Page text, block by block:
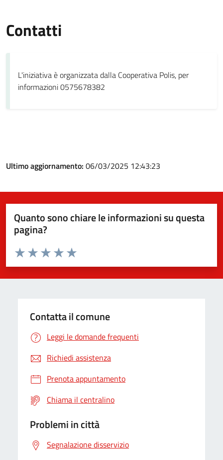
Contatti
L'iniziativa è organizzata dalla Cooperativa Polis, per
informazioni 0575678382
Ultimo aggiornamento: 06/03/2025 12:43:23
Quanto sono chiare le informazioni su questa
pagina?
Valuta da 1 a 5 stelle la pagina
Valuta 5 stelle su 5
Valuta 4 stelle su 5
Valuta 3 stelle su 5
Valuta 2 stelle su 5
Valuta 1 stelle su 5
Contatta il comune
Leggi le domande frequenti
Richiedi assistenza
Prenota appuntamento
Chiama il centralino
Problemi in città
Segnalazione disservizio